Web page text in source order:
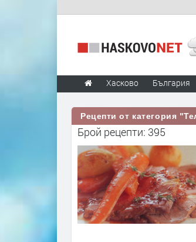
Хасково България
Рецепти от категория
Брой рецепти: 395